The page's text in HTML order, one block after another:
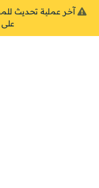
آخر عملية تحديث
على